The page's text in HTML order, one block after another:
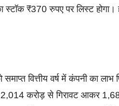
₹370 रुपए पर लिस्ट होगा।
समाप्त वित्तीय वर्ष में कंपनी का
करोड़ से गिरावट आकर